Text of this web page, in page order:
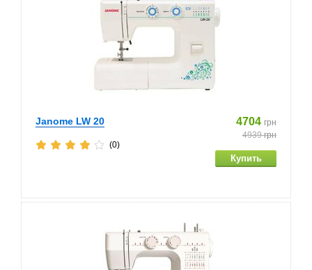
Janome LW 20 4704 грн
4939грн
(0)